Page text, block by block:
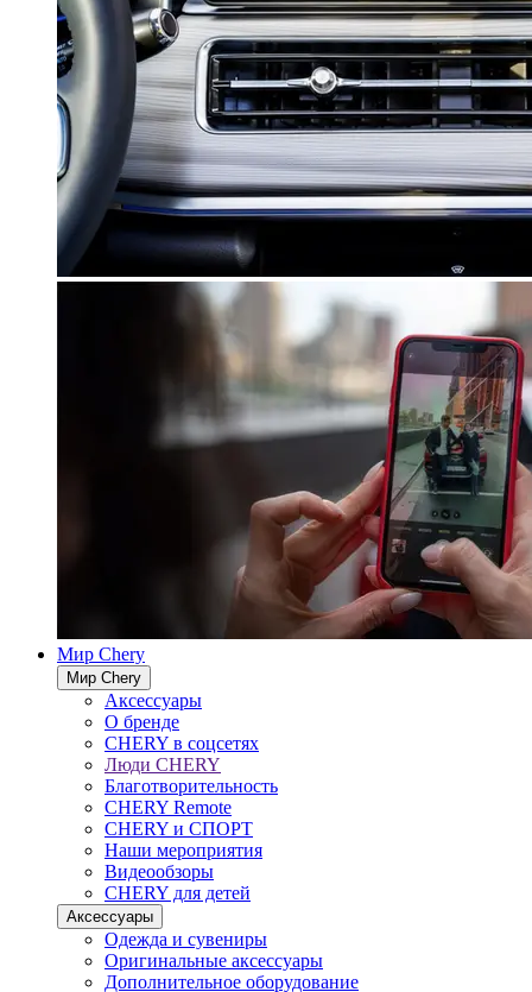
Мир Chery
Мир Chery
Аксессуары
О бренде
CHERY в соцсетях
Люди CHERY
Благотворительность
CHERY Remote
CHERY и СПОРТ
Наши мероприятия
Видеообзоры
CHERY для детей
Аксессуары
Одежда и сувениры
Оригинальные аксессуары
Дополнительное оборудование